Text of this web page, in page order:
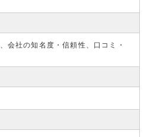
会社の知名度・信頼性、口コミ・